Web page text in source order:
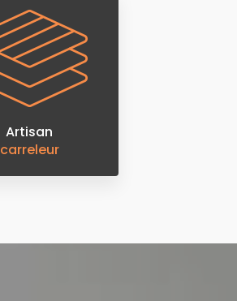
Artisan
carreleur